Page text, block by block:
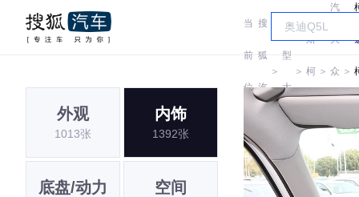
当
前
位
搜
狐
汽
＞
车
型
大
全
＞
斯
柯
达
＞
汽
大
众
斯
柯
达
＞
外观
1013张
内饰
1392张
底盘/动力 空间